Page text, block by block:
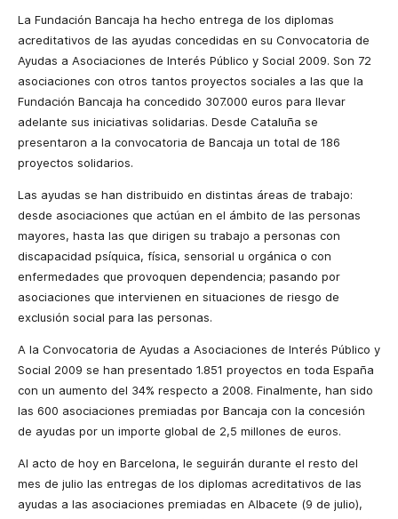
La Fundación Bancaja ha hecho entrega de los diplomas
acreditativos de las ayudas concedidas en su Convocatoria de
Ayudas a Asociaciones de Interés Público y Social 2009. Son 72
asociaciones con otros tantos proyectos sociales a las que la
Fundación Bancaja ha concedido 307.000 euros para llevar
adelante sus iniciativas solidarias. Desde Cataluña se
presentaron a la convocatoria de Bancaja un total de 186
proyectos solidarios.
Las ayudas se han distribuido en distintas áreas de trabajo:
desde asociaciones que actúan en el ámbito de las personas
mayores, hasta las que dirigen su trabajo a personas con
discapacidad psíquica, física, sensorial u orgánica o con
enfermedades que provoquen dependencia; pasando por
asociaciones que intervienen en situaciones de riesgo de
exclusión social para las personas.
A la Convocatoria de Ayudas a Asociaciones de Interés Público y
Social 2009 se han presentado 1.851 proyectos en toda España
con un aumento del 34% respecto a 2008. Finalmente, han sido
las 600 asociaciones premiadas por Bancaja con la concesión
de ayudas por un importe global de 2,5 millones de euros.
Al acto de hoy en Barcelona, le seguirán durante el resto del
mes de julio las entregas de los diplomas acreditativos de las
ayudas a las asociaciones premiadas en Albacete (9 de julio),